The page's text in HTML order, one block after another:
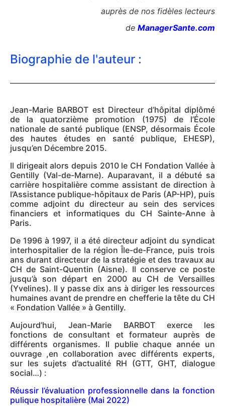
auprès de nos fidèles lecteurs
de ManagerSante.com
Biographie de l'auteur :
Jean-Marie BARBOT est Directeur d’hôpital diplômé
de la quatorzième promotion (1975) de l’École
nationale de santé publique (ENSP, désormais École
des hautes études en santé publique, EHESP),
jusqu’en Décembre 2015.
Il dirigeait alors depuis 2010 le CH Fondation Vallée à
Gentilly (Val-de-Marne). Auparavant, il a débuté sa
carrière hospitalière comme assistant de direction à
l’Assistance publique-hôpitaux de Paris (AP-HP), puis
comme adjoint du directeur au sein des services
financiers et informatiques du CH Sainte-Anne à
Paris.
De 1996 à 1997, il a été directeur adjoint du syndicat
interhospitalier de la région Île-de-France, puis trois
ans durant directeur de la stratégie et des travaux au
CH de Saint-Quentin (Aisne). Il conserve ce poste
jusqu’à son départ en 2000 au CH de Versailles
(Yvelines). Il y passe dix ans à diriger les ressources
humaines avant de prendre en chefferie la tête du CH
« Fondation Vallée » à Gentilly.
Aujourd’hui, Jean-Marie BARBOT exerce les
fonctions de consultant et formateur auprès de
différents organismes. Il publie chaque année un
ouvrage ,en collaboration avec différents experts,
sur les sujets d’actualité RH (GTT, GHT, dialogue
social…) :
Réussir l’évaluation professionnelle dans la fonction
pulique hospitalière (Mai 2022)